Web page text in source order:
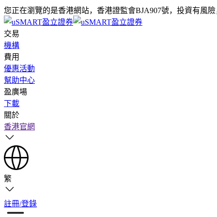
您正在瀏覽的是香港網站，香港證監會BJA907號，投資有風
交易
機構
費用
優惠活動
幫助中心
盈廣場
下載
關於
香港官網
繁
註冊/登錄